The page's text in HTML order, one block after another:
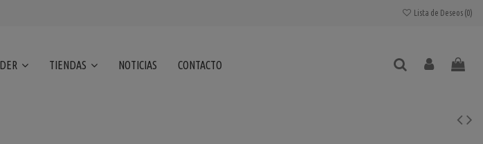
Lista de Deseos (0)
TIENDAS NOTICIAS CONTACTO